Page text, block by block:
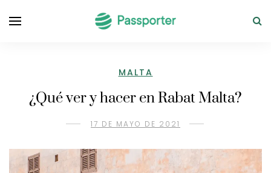
MALTA
¿Qué ver y hacer en Rabat Malta?
17 DE MAYO DE 2021